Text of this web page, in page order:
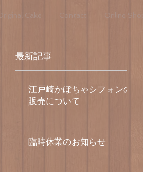
Original Cake Contact Online Shop
最新記事
江戸崎かぼちゃシフォンの
販売について
臨時休業のお知らせ